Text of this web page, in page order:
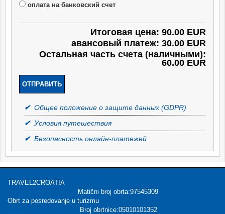
оплата на банковский счет
Итоговая цена: 90.00 EUR
авансовый платеж: 30.00 EUR
Остальная часть счета (наличными):
60.00 EUR
✔ Общее положение о защите данных (GDPR)
✔ Условия путешествия
✔ Безопасность онлайн-платежей
TRAVEL2CROATIA
Matični broj obrta:97545309
Obrt za posredovanje u turizmu
Broj obrtnice:05010101352